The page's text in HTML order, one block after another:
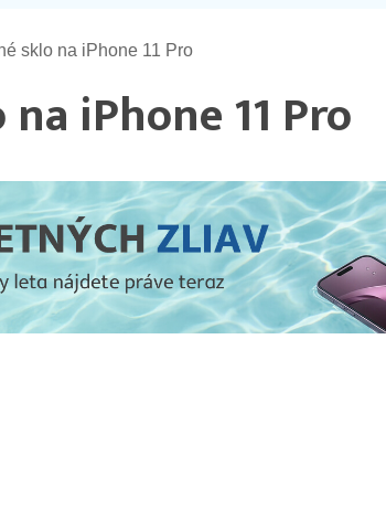
sklo na iPhone 11 Pro
iPhone 11 Pro